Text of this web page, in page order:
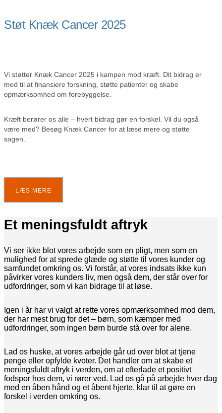
Støt Knæk Cancer 2025
Vi støtter Knæk Cancer 2025 i kampen mod kræft. Dit bidrag er
med til at finansiere forskning, støtte patienter og skabe
opmærksomhed om forebyggelse.
Kræft berører os alle – hvert bidrag gør en forskel. Vil du også
være med? Besøg Knæk Cancer for at læse mere og støtte
sagen.
LÆS MERE
Et meningsfuldt aftryk
Vi ser ikke blot vores arbejde som en pligt, men som en
mulighed for at sprede glæde og støtte til vores kunder og
samfundet omkring os. Vi forstår, at vores indsats ikke kun
påvirker vores kunders liv, men også dem, der står over for
udfordringer, som vi kan bidrage til at løse.
Igen i år har vi valgt at rette vores opmærksomhed mod dem,
der har mest brug for det – børn, som kæmper med
udfordringer, som ingen børn burde stå over for alene.
Lad os huske, at vores arbejde går ud over blot at tjene
penge eller opfylde kvoter. Det handler om at skabe et
meningsfuldt aftryk i verden, om at efterlade et positivt
fodspor hos dem, vi rører ved. Lad os gå på arbejde hver dag
med en åben hånd og et åbent hjerte, klar til at gøre en
forskel i verden omkring os.